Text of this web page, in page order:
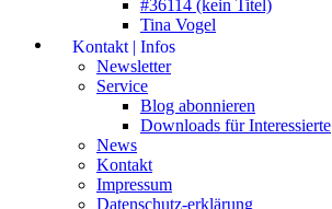
#36114 (kein Titel)
Tina Vogel
Kontakt | Infos
Newsletter
Service
Blog abonnieren
Downloads für Interessierte
News
Kontakt
Impressum
Datenschutz-erklärung